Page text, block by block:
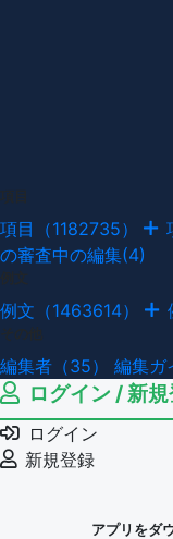
項目（1182735）
の審査中の編集(4)
例文（1463614）
編集者（35） 編集ガ
ログイン / 新
ログイン
新規登録
アプリをダ